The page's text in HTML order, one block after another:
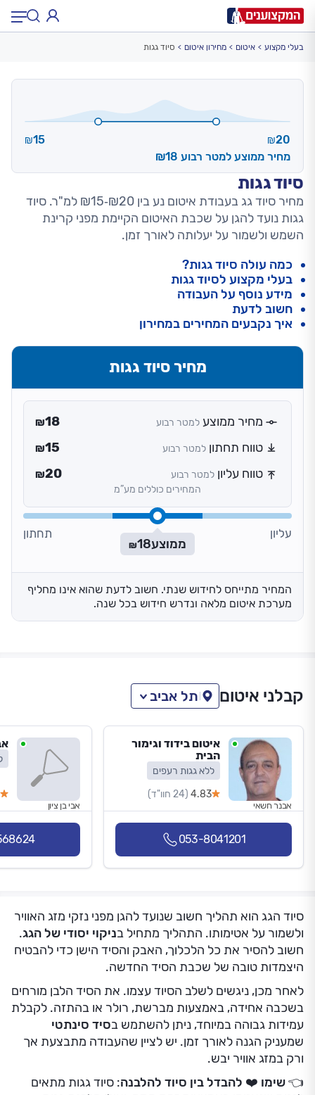
סיוד גגות
מחיר סיוד גג בעבודת איטום נע בין ₪20‑₪15 למ"ר. סיוד
גגות נועד להגן על שכבת האיטום הקיימת מפני קרינת
השמש ולשמור על יעלותה לאורך זמן.
₪20
₪15
מחיר ממוצע למטר רבוע ₪18
בעלי מקצוע איטום מחירון איטום סיוד גגות
כמה עולה סיוד גגות?
בעלי מקצוע לסיוד גגות
מידע נוסף על העבודה
חשוב לדעת
איך נקבעים המחירים במחירון
מחיר סיוד גגות
מחיר ממוצע למטר רבוע ₪18
טווח תחתון למטר רבוע ₪15
טווח עליון למטר רבוע ₪20
המחירים כוללים מע”מ
עליון
ממוצע ₪18
תחתון
המחיר מתייחס לחידוש שנתי. חשוב לדעת שהוא אינו מחליף
מערכת איטום מלאה ונדרש חידוש בכל שנה.
קבלני איטום תל אביב
איטום בידוד וגימור
הבית
ללא גגות רעפים
4.83 (24 חוו"ד)
אבנר חשאי
053-8041201
אבי בן ציון
סיוד הגג הוא תהליך חשוב שנועד להגן מפני נזקי מזג האוויר
ולשמור על אטימותו. התהליך מתחיל בניקוי יסודי של הגג.
חשוב להסיר את כל הלכלוך, האבק והסיד הישן כדי להבטיח
היצמדות טובה של שכבת הסיד החדשה.
לאחר מכן, ניגשים לשלב הסיוד עצמו. את הסיד הלבן מורחים
בשכבה אחידה, באמצעות מברשת, רולר או בהתזה. לקבלת
עמידות גבוהה במיוחד, ניתן להשתמש בסיד סינתטי
שמעניק הגנה לאורך זמן. יש לציין שהעבודה מתבצעת אך
ורק במזג אוויר יבש.
👈שימו ❤️ להבדל בין סיוד להלבנה: סיוד גגות מתאים